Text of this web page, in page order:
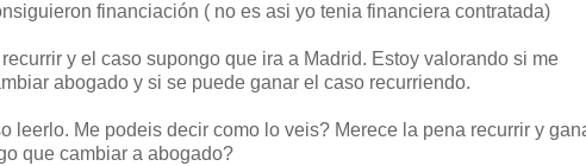
financiación ( no es asi yo tenia financiera contratada)
y el caso supongo que ira a Madrid. Estoy valorando si me
abogado y si se puede ganar el caso recurriendo.
leerlo. Me podeis decir como lo veis? Merece la pena recurrir y
que cambiar a abogado?